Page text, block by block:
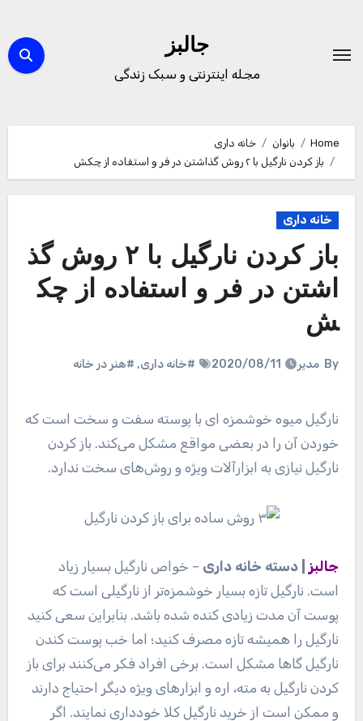
content
جالبز
مجله اینترنتی و سبک زندگی
Home بانوان
خانه داری
باز کردن نارگیل با ۲ روش گذاشتن در فر و استفاده از چکش
خانه داری
باز کردن نارگیل با ۲ روش گذ
اشتن در فر و استفاده از چک
ش
By مدیر 2020/08/11 #خانه داری, #هنر در خانه
نارگیل میوه‌ خوشمزه ای با پوسته‌ سفت و سخت است که
خوردن آن را در بعضی مواقع مشکل می‌کند. باز کردن
نارگیل نیازی به ابزارآلات ویژه و روش‌های سخت ندارد.
جالبز | دسته خانه داری – خواص نارگیل بسیار زیاد
است. نارگیل تازه بسیار خوشمزه‌تر از نارگیلی است که
پوست آن مدت زیادی کنده شده باشد. بنابراین سعی کنید
نارگیل را همیشه تازه مصرف کنید؛ اما خب پوست کندن
نارگیل گاها مشکل است. برخی افراد فکر می‌کنند برای باز
کردن نارگیل به مته، اره و ابزار‌های ویژه دیگر احتیاج دارند
و ممکن است از خرید نارگیل کلا خودداری نمایند. اگر